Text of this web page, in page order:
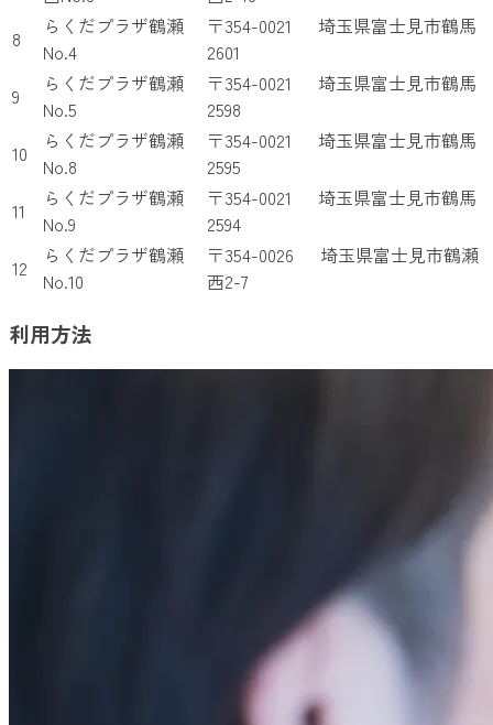
8
らくだプラザ鶴瀬
No.4
〒354-0021 埼玉県富士見市鶴馬
2601
9
らくだプラザ鶴瀬
No.5
〒354-0021 埼玉県富士見市鶴馬
2598
10
らくだプラザ鶴瀬
No.8
〒354-0021 埼玉県富士見市鶴馬
2595
11
らくだプラザ鶴瀬
No.9
〒354-0021 埼玉県富士見市鶴馬
2594
12
らくだプラザ鶴瀬
No.10
〒354-0026 埼玉県富士見市鶴瀬
西2-7
利用方法